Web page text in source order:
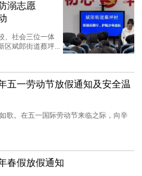
溺志愿
、社会三位一体
区斌郎街道蔡坪...
五一劳动节放假通知及安全温
歌。在五一国际劳动节来临之际，向辛
春假放假通知